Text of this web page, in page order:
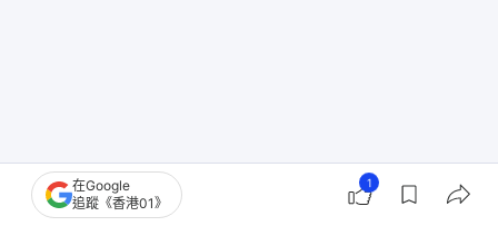
在Google
追蹤《香港01》
1